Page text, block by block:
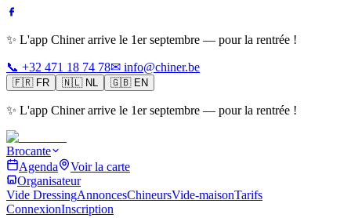
✨ L'app Chiner arrive le 1er septembre — pour la rentrée !
📞 +32 471 18 74 78✉ info@chiner.be
🇫🇷 FR 🇳🇱 NL 🇬🇧 EN
✨ L'app Chiner arrive le 1er septembre — pour la rentrée !
Brocante
Agenda
Voir la carte
Organisateur
Vide DressingAnnoncesChineursVide-maisonTarifs
ConnexionInscription